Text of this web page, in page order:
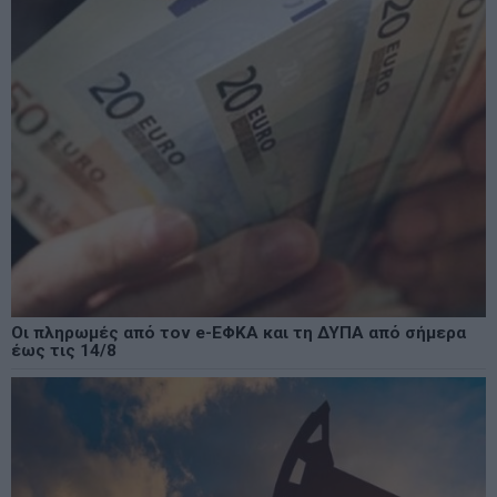
Οι πληρωμές από τον e-ΕΦΚΑ και τη ΔΥΠΑ από σήμερα
έως τις 14/8